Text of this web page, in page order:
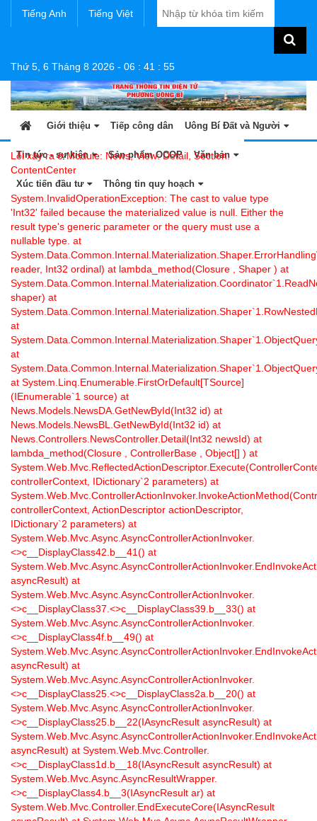
Tiếng Anh Tiếng Việt
Thứ 5, 6 Tháng 8 2026 - 06 : 41 : 55
Giới thiệu Tiếp công dân Uông Bí Đất và Người
Tin tức - sự kiện Sản phẩm OCOP Văn bản
Xúc tiến đầu tư Thông tin quy hoạch
Lỗi xảy ra ở Module: News, View: Detail, Section:
ContentCenter
System.InvalidOperationException: The cast to value type
'Int32' failed because the materialized value is null. Either the
result type's generic parameter or the query must use a
nullable type. at
reader, Int32 ordinal) at lambda_method(Closure , Shaper ) at
shaper) at
at
at
at System.Linq.Enumerable.FirstOrDefault[TSource]
(IEnumerable`1 source) at
News.Models.NewsDA.GetNewById(Int32 id) at
News.Models.NewsBL.GetNewById(Int32 id) at
News.Controllers.NewsController.Detail(Int32 newsId) at
lambda_method(Closure , ControllerBase , Object[] ) at
controllerContext, IDictionary`2 parameters) at
controllerContext, ActionDescriptor actionDescriptor,
IDictionary`2 parameters) at
System.Web.Mvc.Async.AsyncControllerActionInvoker.
<>c__DisplayClass42. b__41() at
asyncResult) at
System.Web.Mvc.Async.AsyncControllerActionInvoker.
<>c__DisplayClass37.<>c__DisplayClass39. b__33() at
System.Web.Mvc.Async.AsyncControllerActionInvoker.
<>c__DisplayClass4f. b__49() at
asyncResult) at
System.Web.Mvc.Async.AsyncControllerActionInvoker.
<>c__DisplayClass25.<>c__DisplayClass2a. b__20() at
System.Web.Mvc.Async.AsyncControllerActionInvoker.
<>c__DisplayClass25. b__22(IAsyncResult asyncResult) at
asyncResult) at System.Web.Mvc.Controller.
<>c__DisplayClass1d. b__18(IAsyncResult asyncResult) at
System.Web.Mvc.Async.AsyncResultWrapper.
<>c__DisplayClass4. b__3(IAsyncResult ar) at
System.Web.Mvc.Controller.EndExecuteCore(IAsyncResult